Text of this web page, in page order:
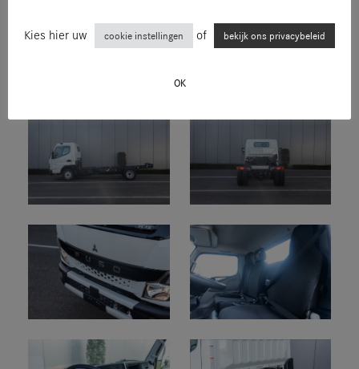
Kies hier uw cookie instellingen of bekijk ons privacybeleid
OK